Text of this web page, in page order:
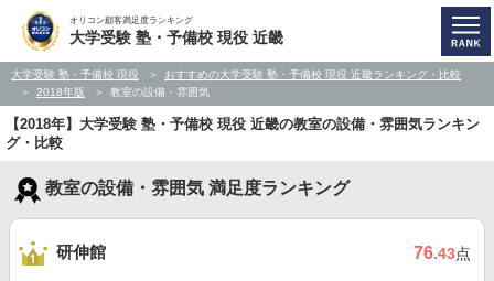
オリコン顧客満足度ランキング
大学受験 塾・予備校 現役 近畿
大学受験 塾・予備校 現役
おすすめの大学受験 塾・予備校 現役 近畿ランキング・比較
2018年版
教室の設備・雰囲気
【2018年】大学受験 塾・予備校 現役 近畿の教室の設備・雰囲気ランキン
グ・比較
教室の設備・雰囲気 満足度ランキング
研伸館 76.43点